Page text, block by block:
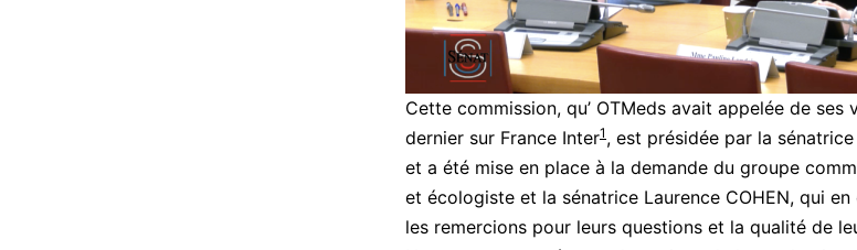
Cette commission, qu’ OTMeds avait appelée de
dernier sur France Inter1 , est présidée par la sénatrice
et a été mise en place à la demande du groupe
et écologiste et la sénatrice Laurence COHEN, qui
les remercions pour leurs questions et la qualité de